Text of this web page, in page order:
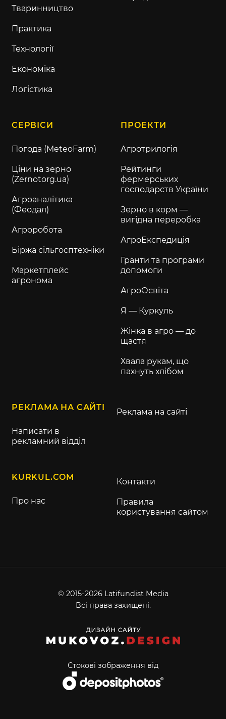
Тваринництво
Практика
Технології
Економіка
Логістика
СЕРВІСИ
Погода (MeteoFarm)
Ціни на зерно
(Zernotorg.ua)
Агроаналітика
(Феодал)
Агроробота
Біржа сільгосптехніки
Маркетплейс
агронома
ПРОЕКТИ
Агротрилогія
Рейтинги
фермерських
господарств України
Зерно в корм —
вигідна переробка
АгроЕкспедиція
Гранти та програми
допомоги
АгроОсвіта
Я — Куркуль
Жінка в агро — до
щастя
Хвала рукам, що
пахнуть хлібом
РЕКЛАМА НА САЙТІ
Написати в
рекламний відділ
Реклама на сайті
KURKUL.COM
Про нас
Контакти
Правила
користування сайтом
© 2015-2026 Latifundist Media
Всі права захищені.
Стокові зображення від